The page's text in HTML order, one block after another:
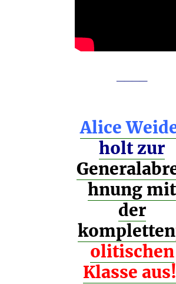
Alice
holt zur
hnung mit
der
kompletten
olitischen
Klasse aus!